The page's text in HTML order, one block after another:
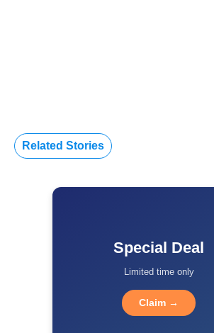
Related Stories
Special Deal
Limited time only
Claim →